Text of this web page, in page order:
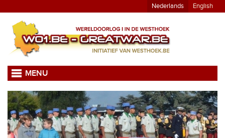
Nederlands English
MENU